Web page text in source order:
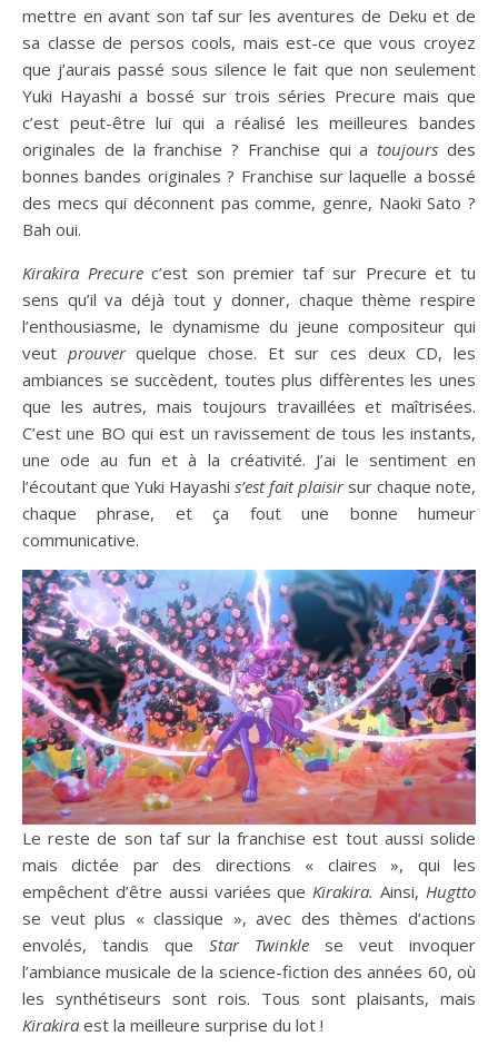
mettre en avant son taf sur les aventures de Deku et de
sa classe de persos cools, mais est-ce que vous croyez
que j’aurais passé sous silence le fait que non seulement
Yuki Hayashi a bossé sur trois séries Precure mais que
c’est peut-être lui qui a réalisé les meilleures bandes
originales de la franchise ? Franchise qui atoujours des
bonnes bandes originales ? Franchise sur laquelle a bossé
des mecs qui déconnent pas comme, genre, Naoki Sato ?
Bah oui.
Kirakira Precurec’est son premier taf sur Precure et tu
sens qu’il va déjà tout y donner, chaque thème respire
l’enthousiasme, le dynamisme du jeune compositeur qui
veut prouverquelque chose. Et sur ces deux CD, les
ambiances se succèdent, toutes plus diffèrentes les unes
que les autres, mais toujours travaillées et maîtrisées.
C’est une BO qui est un ravissement de tous les instants,
une ode au fun et à la créativité. J’ai le sentiment en
l’écoutant que Yuki Hayashi s’est fait plaisirsur chaque note,
chaque phrase, et ça fout une bonne humeur
communicative.
Le reste de son taf sur la franchise est tout aussi solide
mais dictée par des directions « claires », qui les
empêchent d’être aussi variées queKirakira. Ainsi,Hugtto
se veut plus « classique », avec des thèmes d’actions
envolés, tandis que Star Twinkle se veut invoquer
l’ambiance musicale de la science-fiction des années 60, où
les synthétiseurs sont rois. Tous sont plaisants, mais
Kirakira est la meilleure surprise du lot !